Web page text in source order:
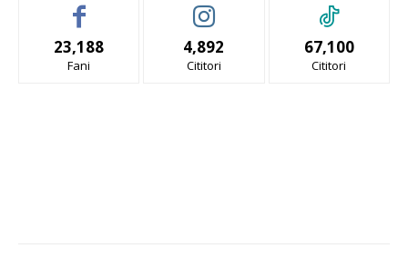
23,188
Fani
4,892
Cititori
67,100
Cititori